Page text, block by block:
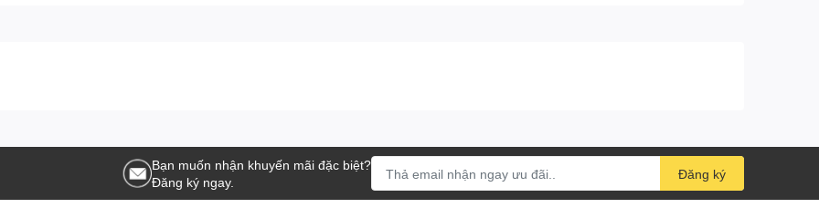
Độ ẩm hoạt động: 10%~90% không ngưng tụ
Độ ẩm lưu trữ: 5%~90% không ngưng tụ
Bạn muốn nhận khuyến mãi đặc biệt?
Đăng ký ngay.
Đăng ký